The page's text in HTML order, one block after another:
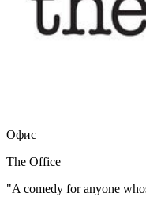
Офис
The Office
"A comedy for anyone